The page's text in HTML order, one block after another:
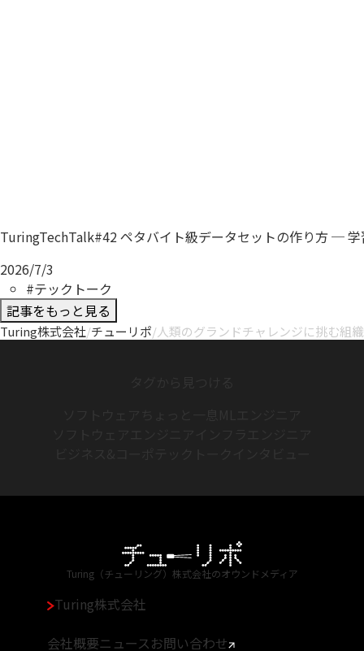
TuringTechTalk#42 ペタバイト級データセットの作り方 ─
2026/7/3
#テックトーク
記事をもっと見る
Turing株式会社/チューリポ/人類のグランドチャレンジに挑む組
Turing（チューリング）株式会社のオウンドメディア
Turing株式会社
会社概要ニュースお問い合わせ